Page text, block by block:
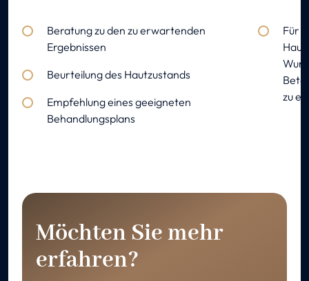
Beratung zu den zu erwartenden
Ergebnissen
Beurteilung des Hautzustands
Empfehlung eines geeigneten
Behandlungsplans
Für
zu
Möchten Sie mehr
erfahren?